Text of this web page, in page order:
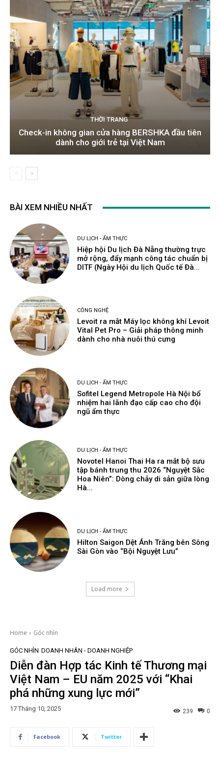
THỜI TRANG
Check-in không gian cửa hàng BERSHKA đầu tiên
dành cho giới trẻ tại Việt Nam
BÀI XEM NHIỀU NHẤT
DU LỊCH - ẨM THỰC
Hiệp hội Du lịch Đà Nẵng thường trực
mở rộng, đẩy mạnh công tác chuẩn bị
DITF (Ngày Hội du lịch Quốc tế Đà...
CÔNG NGHỆ
Levoit ra mắt Máy lọc không khí Levoit
Vital Pet Pro – Giải pháp thông minh
dành cho nhà nuôi thú cưng
DU LỊCH - ẨM THỰC
Sofitel Legend Metropole Hà Nội bổ
nhiệm hai lãnh đạo cấp cao cho đội
ngũ ẩm thực
DU LỊCH - ẨM THỰC
Novotel Hanoi Thai Ha ra mắt bộ sưu
tập bánh trung thu 2026 “Nguyệt Sắc
Hoa Niên”: Dòng chảy di sản giữa lòng
Hà...
DU LỊCH - ẨM THỰC
Hilton Saigon Dệt Ánh Trăng bên Sông
Sài Gòn vào “Bội Nguyệt Lưu”
Load more